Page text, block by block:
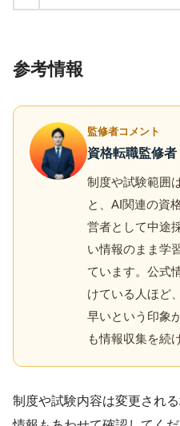
参考情報
監修者コメント
資格転職監修
制度や試験範囲
と、AI関連の資
営者として中途
い情報のまま学
ています。公式
けている人ほど
早いという印象
も情報収集を続
制度や試験内容は変更され